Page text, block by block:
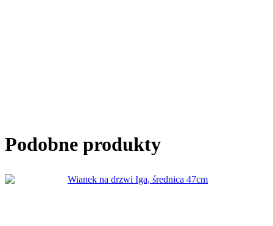
Podobne produkty